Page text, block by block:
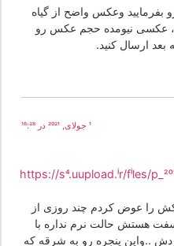
وعکس واضح از گیاه
عکسی نیومده حجم عکس رو
کنید.
https://s4.uupload.ir/files/
خاکش را عوض کردم چند روزی از
حالت نرم نداره با
پنجره رو به شرقه که